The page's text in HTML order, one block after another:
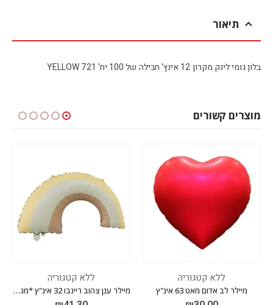
תיאור
בלון גומי לינק מקרון 12 אינץ' חבילה של 100 יח' YELLOW 721
מוצרים קשורים
ללא קטגוריה
מיילר לב אדום מאט 63 אינ"ץ
ללא קטגוריה
מיילר ענן צהוב ריינבו 32 אינ"ץ *מגיע בסיטונאות חבילה של 5 יח'*